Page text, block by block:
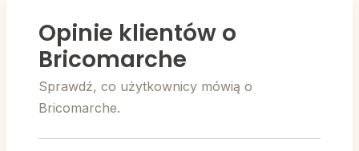
Opinie klientów o
Bricomarche
Sprawdź, co użytkownicy mówią o
Bricomarche.